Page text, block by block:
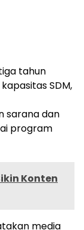
tahun
SDM,
sarana dan
program
Konten
media